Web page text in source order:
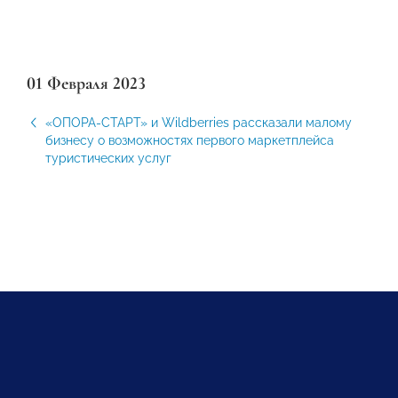
01 Февраля 2023
«ОПОРА-СТАРТ» и Wildberries рассказали малому
бизнесу о возможностях первого маркетплейса
туристических услуг